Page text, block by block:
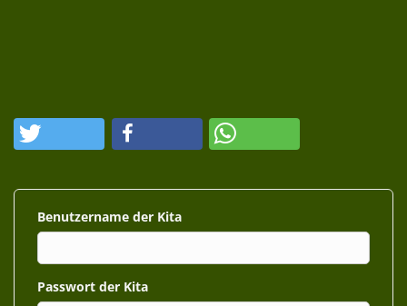
Benutzername
Passwort